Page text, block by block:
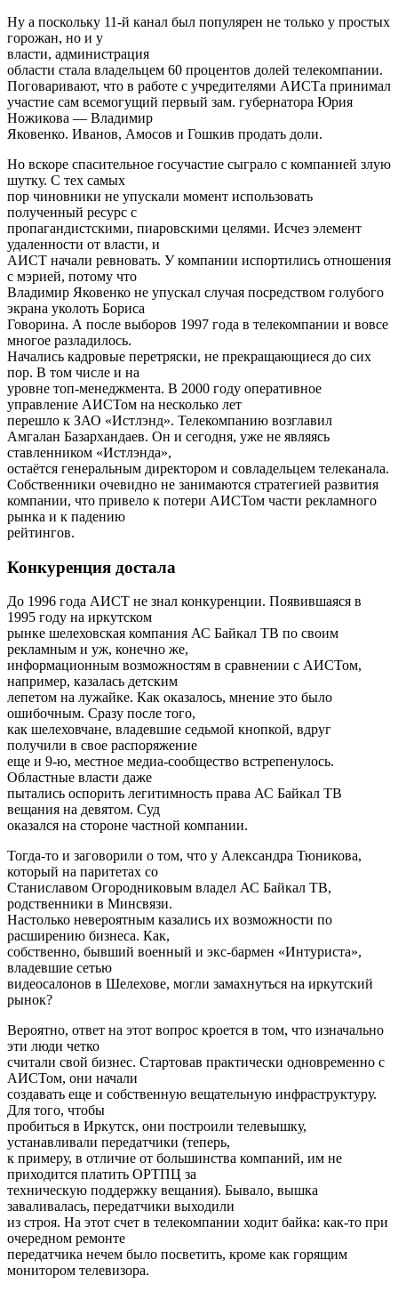
Ну а поскольку 11-й канал был популярен не только у простых
горожан, но и у
власти, администрация
области стала владельцем 60 процентов долей телекомпании.
Поговаривают, что в работе с учредителями АИСТа принимал
участие сам всемогущий первый зам. губернатора Юрия
Ножикова — Владимир
Яковенко. Иванов, Амосов и Гошкив продать доли.
Но вскоре спасительное госучастие сыграло с компанией злую
шутку. С тех самых
пор чиновники не упускали момент использовать
полученный ресурс с
пропагандистскими, пиаровскими целями. Исчез элемент
удаленности от власти, и
АИСТ начали ревновать. У компании испортились отношения
с мэрией, потому что
Владимир Яковенко не упускал случая посредством голубого
экрана уколоть Бориса
Говорина. А после выборов 1997 года в телекомпании и вовсе
многое разладилось.
Начались кадровые перетряски, не прекращающиеся до сих
пор. В том числе и на
уровне топ-менеджмента. В 2000 году оперативное
управление АИСТом на несколько лет
перешло к ЗАО «Истлэнд». Телекомпанию возглавил
Амгалан Базархандаев. Он и сегодня, уже не являясь
ставленником «Истлэнда»,
остаётся генеральным директором и совладельцем телеканала.
Собственники очевидно не занимаются стратегией развития
компании, что привело к потери АИСТом части рекламного
рынка и к падению
рейтингов.
Конкуренция достала
До 1996 года АИСТ не знал конкуренции. Появившаяся в
1995 году на иркутском
рынке шелеховская компания АС Байкал ТВ по своим
рекламным и уж, конечно же,
информационным возможностям в сравнении с АИСТом,
например, казалась детским
лепетом на лужайке. Как оказалось, мнение это было
ошибочным. Сразу после того,
как шелеховчане, владевшие седьмой кнопкой, вдруг
получили в свое распоряжение
еще и 9-ю, местное медиа-сообщество встрепенулось.
Областные власти даже
пытались оспорить легитимность права АС Байкал ТВ
вещания на девятом. Суд
оказался на стороне частной компании.
Тогда-то и заговорили о том, что у Александра Тюникова,
который на паритетах со
Станиславом Огородниковым владел АС Байкал ТВ,
родственники в Минсвязи.
Настолько невероятным казались их возможности по
расширению бизнеса. Как,
собственно, бывший военный и экс-бармен «Интуриста»,
владевшие сетью
видеосалонов в Шелехове, могли замахнуться на иркутский
рынок?
Вероятно, ответ на этот вопрос кроется в том, что изначально
эти люди четко
считали свой бизнес. Стартовав практически одновременно с
АИСТом, они начали
создавать еще и собственную вещательную инфраструктуру.
Для того, чтобы
пробиться в Иркутск, они построили телевышку,
устанавливали передатчики (теперь,
к примеру, в отличие от большинства компаний, им не
приходится платить ОРТПЦ за
техническую поддержку вещания). Бывало, вышка
заваливалась, передатчики выходили
из строя. На этот счет в телекомпании ходит байка: как-то при
очередном ремонте
передатчика нечем было посветить, кроме как горящим
монитором телевизора.